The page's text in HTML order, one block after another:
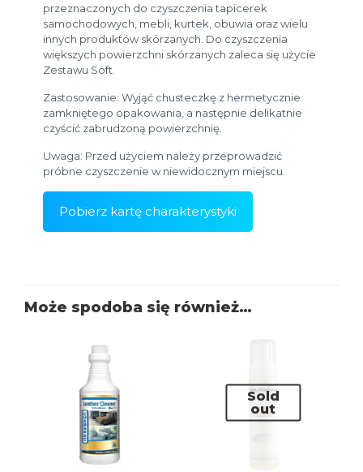
przeznaczonych do czyszczenia tapicerek
samochodowych, mebli, kurtek, obuwia oraz wielu
innych produktów skórzanych. Do czyszczenia
większych powierzchni skórzanych zaleca się użycie
Zestawu Soft.
Zastosowanie: Wyjąć chusteczkę z hermetycznie
zamkniętego opakowania, a następnie delikatnie
czyścić zabrudzoną powierzchnię.
Uwaga: Przed użyciem należy przeprowadzić
próbne czyszczenie w niewidocznym miejscu.
Pobierz kartę charakterystyki
Może spodoba się również…
Sold
out